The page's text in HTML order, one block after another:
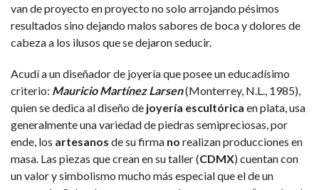
van de proyecto en proyecto no solo arrojando pésimos
resultados sino dejando malos sabores de boca y dolores de
cabeza a los ilusos que se dejaron seducir.
Acudí a un diseñador de joyería que posee un educadísimo
criterio: Mauricio Martínez Larsen(Monterrey, N.L., 1985),
quien se dedica al diseño de joyería escultórica en plata, usa
generalmente una variedad de piedras semipreciosas, por
ende, los artesanos de su firma no realizan producciones en
masa. Las piezas que crean en su taller (CDMX) cuentan con
un valor y simbolismo mucho más especial que el de un